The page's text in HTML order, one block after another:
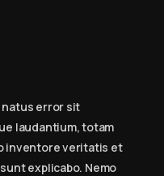
natus error sit
laudantium, totam
inventore veritatis et
explicabo. Nemo